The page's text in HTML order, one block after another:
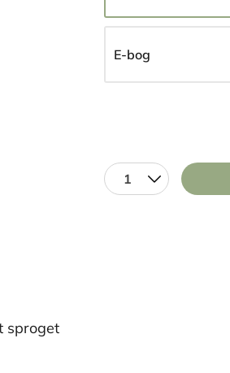
E-bog
1
sproget